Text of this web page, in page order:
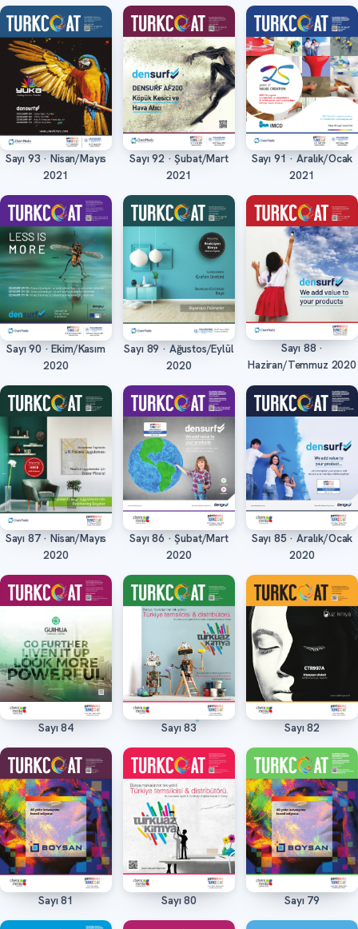
Oku
Sayı 93 · Nisan/Mayıs
2021
Oku
Sayı 92 · Şubat/Mart
2021
Oku
Sayı 91 · Aralık/Ocak
2021
Oku
Sayı 90 · Ekim/Kasım
2020
Oku
Sayı 89 · Ağustos/Eylül
2020
Oku
Sayı 88 ·
Haziran/Temmuz 2020
Oku
Sayı 87 · Nisan/Mayıs
2020
Oku
Sayı 86 · Şubat/Mart
2020
Oku
Sayı 85 · Aralık/Ocak
2020
Oku
Sayı 84 Oku
Sayı 83 Oku
Sayı 82
Oku
Sayı 81 Oku
Sayı 80 Oku
Sayı 79